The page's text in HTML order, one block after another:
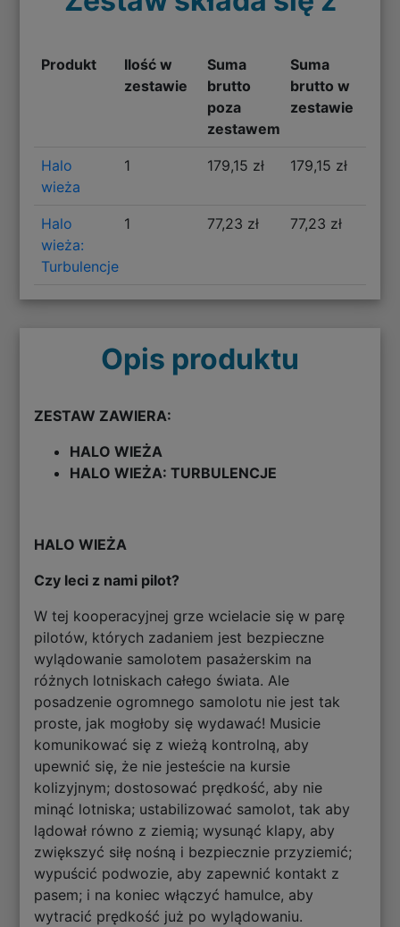
Produkt
Ilość w
zestawie
Suma
brutto
poza
zestawem
Suma
brutto w
zestawie
Halo
wieża
1 179,15 zł 179,15 zł
Halo
wieża:
Turbulencje
1 77,23 zł 77,23 zł
Opis produktu
ZESTAW ZAWIERA:
HALO WIEŻA
HALO WIEŻA: TURBULENCJE
HALO WIEŻA
Czy leci z nami pilot?
W tej kooperacyjnej grze wcielacie się w parę
pilotów, których zadaniem jest bezpieczne
wylądowanie samolotem pasażerskim na
różnych lotniskach całego świata. Ale
posadzenie ogromnego samolotu nie jest tak
proste, jak mogłoby się wydawać! Musicie
komunikować się z wieżą kontrolną, aby
upewnić się, że nie jesteście na kursie
kolizyjnym; dostosować prędkość, aby nie
minąć lotniska; ustabilizować samolot, tak aby
lądował równo z ziemią; wysunąć klapy, aby
zwiększyć siłę nośną i bezpiecznie przyziemić;
wypuścić podwozie, aby zapewnić kontakt z
pasem; i na koniec włączyć hamulce, aby
wytracić prędkość już po wylądowaniu.